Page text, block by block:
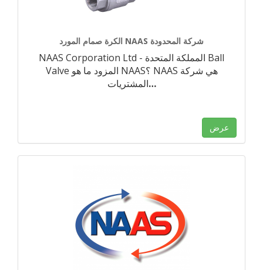
الكرة صمام المورد NAAS شركة المحدودة
NAAS Corporation Ltd - المملكة المتحدة Ball
Valve المزود ما هو NAAS؟ NAAS هي شركة
المشتريات…
عرض